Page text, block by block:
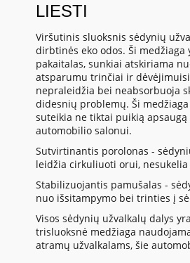
LIESTI
Viršutinis sluoksnis sėdynių
dirbtinės eko odos. Ši
pakaitalas, sunkiai atskiriama
atsparumu trinčiai ir
nepraleidžia bei neabsorbuoja
didesnių problemų. Ši
suteikia ne tiktai puikią
automobilio salonui.
Sutvirtinantis porolonas -
leidžia cirkuliuoti orui,
Stabilizuojantis pamušalas -
nuo išsitampymo bei trinties į
Visos sėdynių užvalkalų dalys
trisluoksnė medžiaga
atramų užvalkalams, šie